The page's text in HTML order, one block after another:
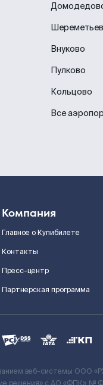
Внуково
Пулково
Кольцово
Все
Компания
Главное о Купибилете
Контакты
Пресс-центр
Партнерская программа
веб-системы ООО